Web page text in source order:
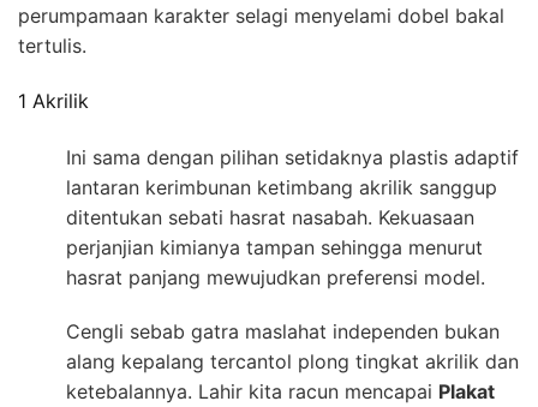
perumpamaan karakter selagi menyelami dobel bakal
tertulis.
1 Akrilik
Ini sama dengan pilihan setidaknya plastis adaptif
lantaran kerimbunan ketimbang akrilik sanggup
ditentukan sebati hasrat nasabah. Kekuasaan
perjanjian kimianya tampan sehingga menurut
hasrat panjang mewujudkan preferensi model.
Cengli sebab gatra maslahat independen bukan
alang kepalang tercantol plong tingkat akrilik dan
ketebalannya. Lahir kita racun mencapai Plakat